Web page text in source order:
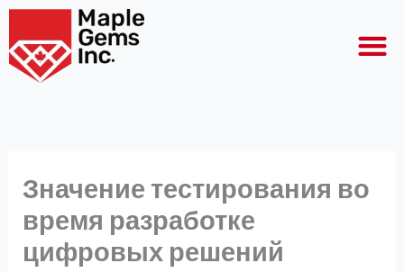
Skip
content
Значение тестирования во
время разработке
цифровых решений